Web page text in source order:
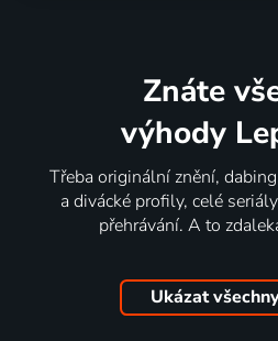
Znáte
výhody
Třeba originální znění,
a divácké profily, celé
přehrávání. A to
Ukázat